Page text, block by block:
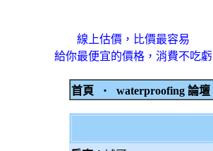
線上估價，比價最容易
給你最便宜的價格，消費不吃虧
首頁 ‧ waterproofing 論壇